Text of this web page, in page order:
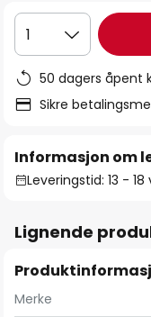
1
50 dagers åpent
Sikre
Informasjon om
Leveringstid: 13 -
Lignende
Merke